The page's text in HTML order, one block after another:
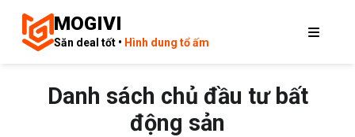
MOGIVI
Săn deal tốt • Hình dung tổ ấm
Danh sách chủ đầu tư bất
động sản